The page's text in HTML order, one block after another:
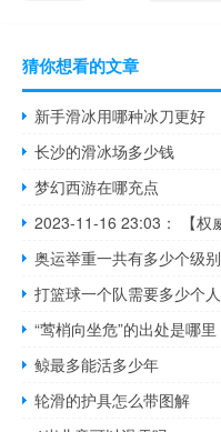
猜你想看的文章
新手滑冰用哪种冰刀更好
长沙的滑冰场多少钱
梦幻西游在哪充点
奥运举重一共有多少个级别
打篮球一个队需要多少个人
“莺梢向坐危”的出处是哪里
鲸最多能活多少年
轮滑的护具怎么带图解